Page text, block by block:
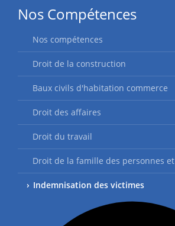
Nos Compétences
Nos compétences
Droit de la construction
Baux civils d'habitation commerce
Droit des affaires
Droit du travail
Droit de la famille des personnes
Indemnisation des victimes